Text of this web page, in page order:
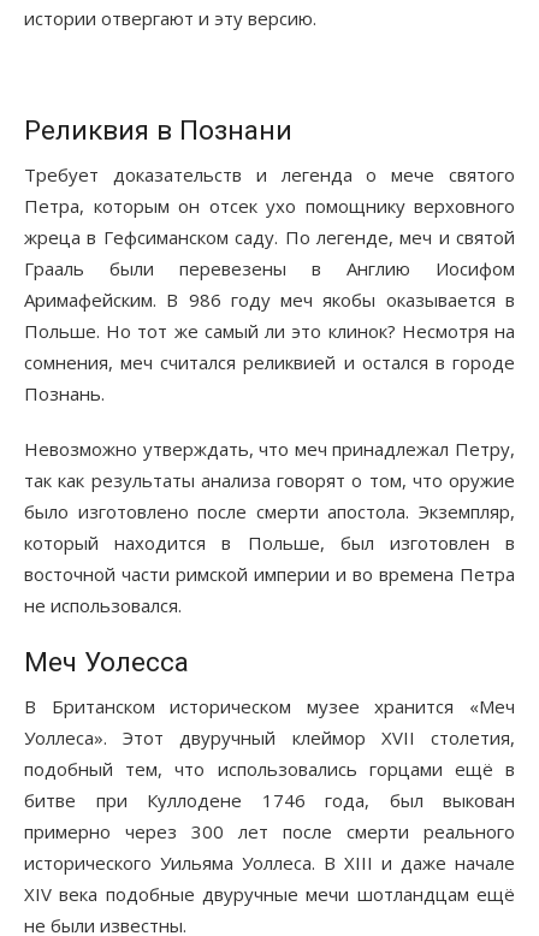
истории отвергают и эту версию.
Реликвия в Познани
Требует доказательств и легенда о мече святого
Петра, которым он отсек ухо помощнику верховного
жреца в Гефсиманском саду. По легенде, меч и святой
Грааль были перевезены в Англию Иосифом
Аримафейским. В 986 году меч якобы оказывается в
Польше. Но тот же самый ли это клинок? Несмотря на
сомнения, меч считался реликвией и остался в городе
Познань.
Невозможно утверждать, что меч принадлежал Петру,
так как результаты анализа говорят о том, что оружие
было изготовлено после смерти апостола. Экземпляр,
который находится в Польше, был изготовлен в
восточной части римской империи и во времена Петра
не использовался.
Меч Уолесса
В Британском историческом музее хранится «Меч
Уоллеса». Этот двуручный клеймор XVII столетия,
подобный тем, что использовались горцами ещё в
битве при Куллодене 1746 года, был выкован
примерно через 300 лет после смерти реального
исторического Уильяма Уоллеса. В XIII и даже начале
XIV века подобные двуручные мечи шотландцам ещё
не были известны.